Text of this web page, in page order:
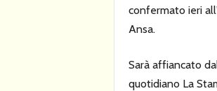
confermato ieri
Ansa.
Sarà affiancato
quotidiano La